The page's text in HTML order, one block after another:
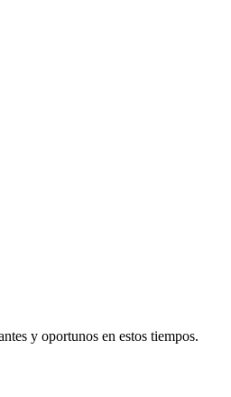
y oportunos en estos tiempos.